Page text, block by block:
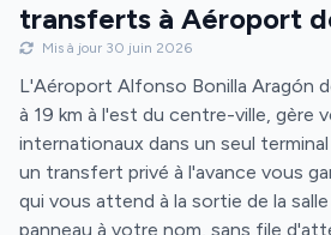
transferts à Aéroport
Mis à jour 30 juin 2026
L'Aéroport Alfonso Bonilla Aragón
à 19 km à l'est du centre-ville, gère
internationaux dans un seul
un transfert privé à l'avance vous
qui vous attend à la sortie de la
panneau à votre nom, sans file